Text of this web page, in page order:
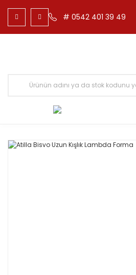
# 0542 401 39 49